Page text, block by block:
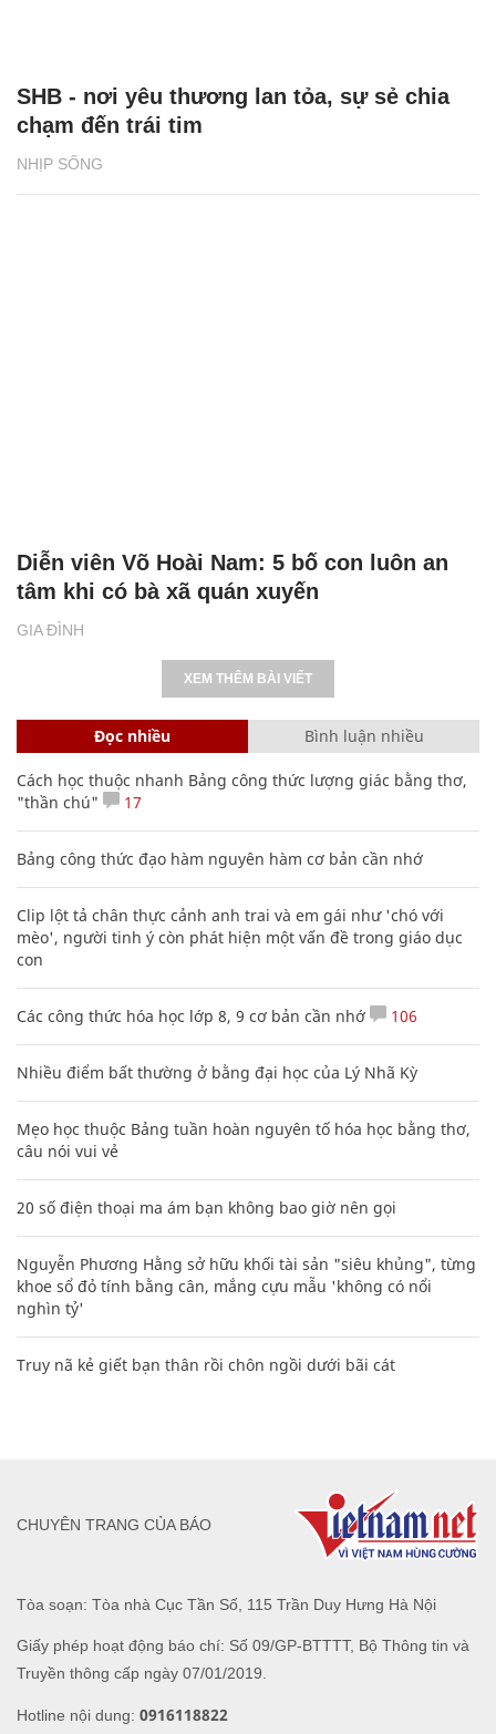
NHỊP SỐNG
SHB - nơi yêu thương lan tỏa, sự sẻ chia
chạm đến trái tim
GIA ĐÌNH
Diễn viên Võ Hoài Nam: 5 bố con luôn an
tâm khi có bà xã quán xuyến
XEM THÊM BÀI VIẾT
Đọc nhiều Bình luận nhiều
Cách học thuộc nhanh Bảng công thức lượng giác bằng thơ,
"thần chú"
17
Bảng công thức đạo hàm nguyên hàm cơ bản cần nhớ
Clip lột tả chân thực cảnh anh trai và em gái như 'chó với
mèo', người tinh ý còn phát hiện một vấn đề trong giáo dục
con
Các công thức hóa học lớp 8, 9 cơ bản cần nhớ 106
Nhiều điểm bất thường ở bằng đại học của Lý Nhã Kỳ
Mẹo học thuộc Bảng tuần hoàn nguyên tố hóa học bằng thơ,
câu nói vui vẻ
20 số điện thoại ma ám bạn không bao giờ nên gọi
Nguyễn Phương Hằng sở hữu khối tài sản "siêu khủng", từng
khoe sổ đỏ tính bằng cân, mắng cựu mẫu 'không có nổi
nghìn tỷ'
Truy nã kẻ giết bạn thân rồi chôn ngồi dưới bãi cát
Tòa soạn: Tòa nhà Cục Tần Số, 115 Trần Duy Hưng Hà Nội
Giấy phép hoạt động báo chí: Số 09/GP-BTTTT, Bộ Thông tin và
Truyền thông cấp ngày 07/01/2019.
Hotline nội dung: 0916118822
CHUYÊN TRANG CỦA BÁO